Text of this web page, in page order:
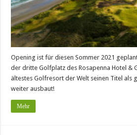
Opening ist für diesen Sommer 2021
der dritte Golfplatz des Rosapenna Hotel &
ältestes Golfresort der Welt seinen Titel
weiter ausbaut!
Mehr